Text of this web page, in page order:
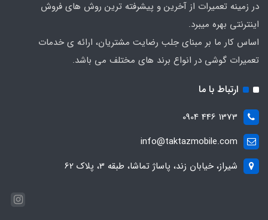
در زمینه تعمیرات از آخرین و پیشرفته ترین روش های فروش
اینترنتی بهره میبرد.
اساس کار ما بر مبنای جلب رضایت مشتریان، ارائه ی خدمات
تعمیرات گوشی در انواع برند های مختلف می باشد.
ارتباط با ما
1373 446 0904
info@taktazmobile.com
شیراز، خیابان زند، پاساژ تماشا، طبقه 3، پلاک 62